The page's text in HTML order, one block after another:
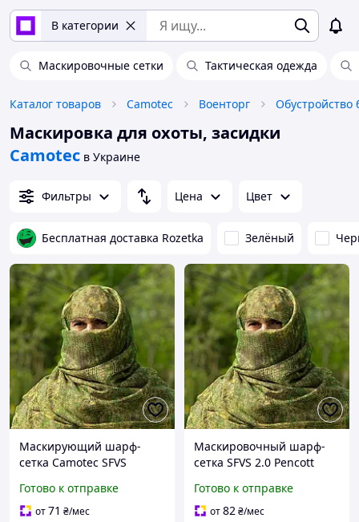
В категории
Маскировочные сетки Тактическая одежда
Каталог товаров Camotec Военторг Обустройство
Маскировка для охоты, засидки
Camotec в Украине
Фильтры Цена Цвет
Бесплатная доставка Rozetka Зелёный
Маскирующий шарф-
сетка Camotec SFVS
Готово к отправке
от71 ₴/мес
Маскировочный шарф-
сетка SFVS 2.0 Pencott
Готово к отправке
от82₴/мес